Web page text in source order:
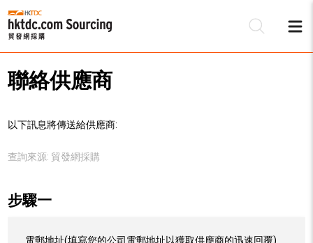
聯絡供應商
以下訊息將傳送給供應商:
查詢來源: 貿發網採購
步驟一
電郵地址(填寫您的公司電郵地址以獲取供應商的迅速回覆)